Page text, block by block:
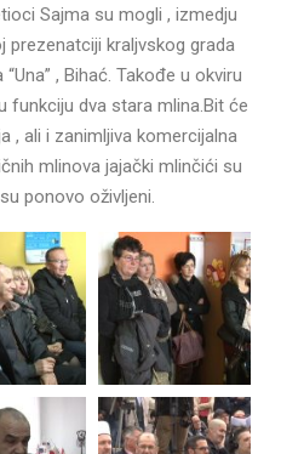
Sajma su mogli , izmedju
kraljvskog grada
, Bihać. Takođe u okviru
funkciju dva stara mlina.Bit će
, ali i zanimljiva komercijalna
mlinova jajački mlinčići su
ponovo oživljeni.